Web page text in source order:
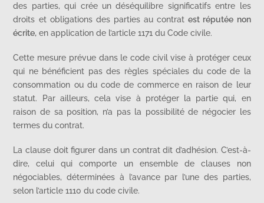
des parties, qui crée un déséquilibre significatifs entre les
droits et obligations des parties au contratest réputée non
écrite, en application de l’article 1171 du Code civile.
Cette mesure prévue dans le code civil vise à protéger ceux
qui ne bénéficient pas des règles spéciales du code de la
consommation ou du code de commerce en raison de leur
statut. Par ailleurs, cela vise à protéger la partie qui, en
raison de sa position, n’a pas la possibilité de négocier les
termes du contrat.
La clause doit figurer dans un contrat dit d’adhésion. C’est-à-
dire, celui qui comporte un ensemble de clauses non
négociables, déterminées à l’avance par l’une des parties,
selon l’article 1110 du code civile.